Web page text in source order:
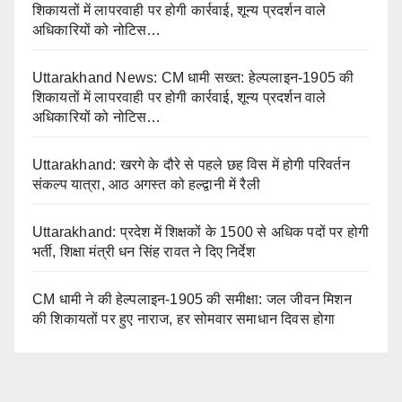
शिकायतों में लापरवाही पर होगी कार्रवाई, शून्य प्रदर्शन वाले
अधिकारियों को नोटिस…
Uttarakhand News: CM धामी सख्त: हेल्पलाइन-1905 की
शिकायतों में लापरवाही पर होगी कार्रवाई, शून्य प्रदर्शन वाले
अधिकारियों को नोटिस…
Uttarakhand: खरगे के दौरे से पहले छह विस में होगी परिवर्तन
संकल्प यात्रा, आठ अगस्त को हल्द्वानी में रैली
Uttarakhand: प्रदेश में शिक्षकों के 1500 से अधिक पदों पर होगी
भर्ती, शिक्षा मंत्री धन सिंह रावत ने दिए निर्देश
CM धामी ने की हेल्पलाइन-1905 की समीक्षा: जल जीवन मिशन
की शिकायतों पर हुए नाराज, हर सोमवार समाधान दिवस होगा